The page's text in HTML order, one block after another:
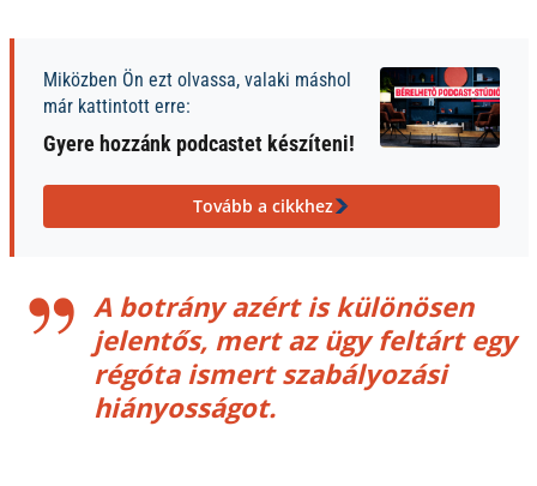
Miközben Ön ezt olvassa, valaki máshol
már kattintott erre:
Gyere hozzánk podcastet készíteni!
Tovább a cikkhez
A botrány azért is különösen
jelentős, mert az ügy feltárt egy
régóta ismert szabályozási
hiányosságot.